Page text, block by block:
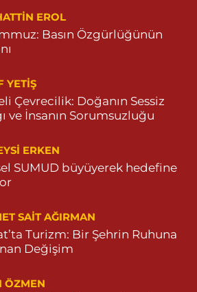
DİYARBAKIR CADDE NO:94B
CADDESİ 3086 SOKAK NO:7 2
Yol Tarifi Al
Yol Tarifi Al
04825712234
EROL
Basın Özgürlüğünün
YETİŞ
Çevrecilik: Doğanın Sessiz
ve İnsanın Sorumsuzluğu
ERKEN
SUMUD büyüyerek hedefine
SAIT AĞIRMAN
Turizm: Bir Şehrin Ruhuna
Değişim
ÖZMEN